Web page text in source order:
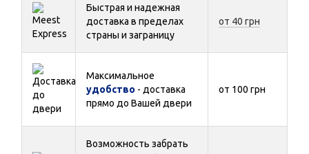
Быстрая и надежная
доставка в пределах
страны и заграницу
от 40 грн
Максимальное
удобство - доставка
прямо до Вашей двери
от 100 грн
Возможность забрать